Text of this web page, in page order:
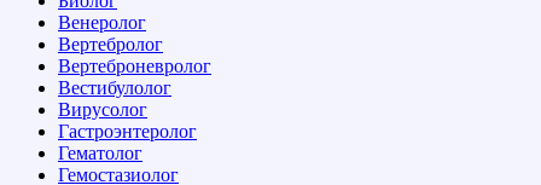
Венеролог
Вертебролог
Вертеброневролог
Вестибулолог
Вирусолог
Гастроэнтеролог
Гематолог
Гемостазиолог